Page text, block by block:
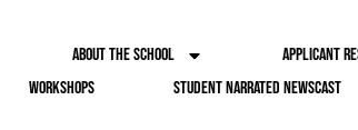
About the School
Applicant
Workshops Student Narrated Newscast